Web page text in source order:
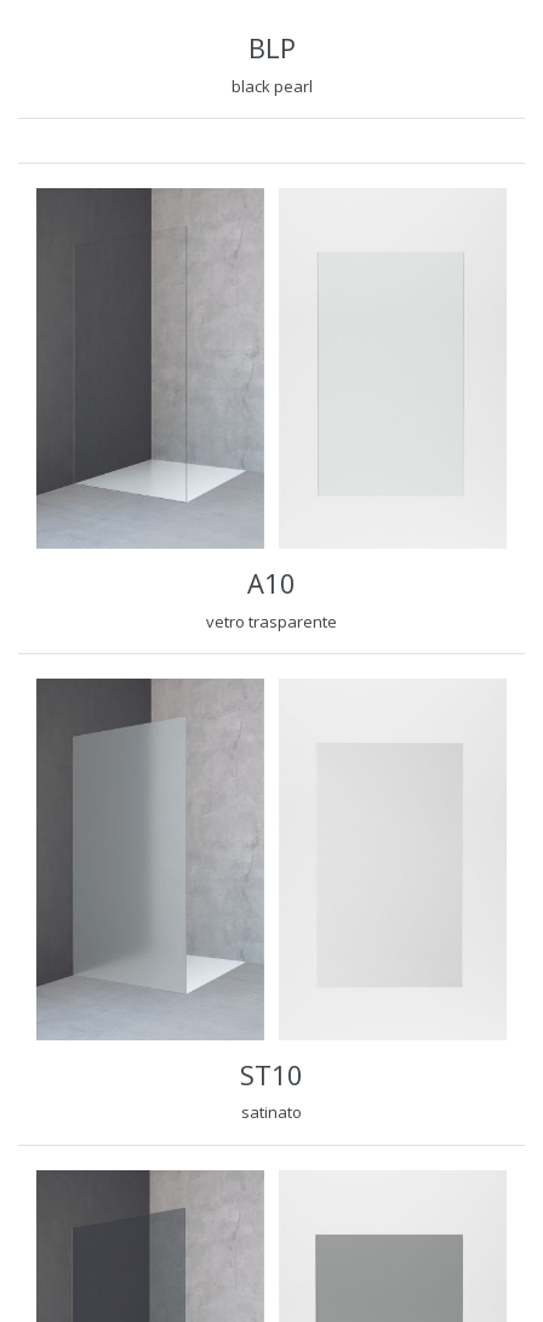
BLP
black pearl
A10
vetro trasparente
ST10
satinato